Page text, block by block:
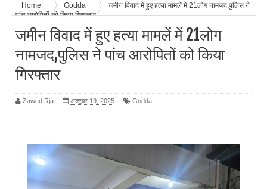
Home Godda
जमीन विवाद में हुए हत्या मामलें में 21लोग नामजद,पुलिस ने
पांच आरोपितों को किया गिरफ्तार
जमीन विवाद में हुए हत्या मामलें में 21लोग
नामजद,पुलिस ने पांच आरोपितों को किया
गिरफ्तार
Zawed Rja अक्टूबर 19, 2025 Godda